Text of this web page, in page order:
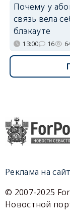
Почему у
связь вела
блэкауте
13:00 16
Реклама на
© 2007-2025
Новостной